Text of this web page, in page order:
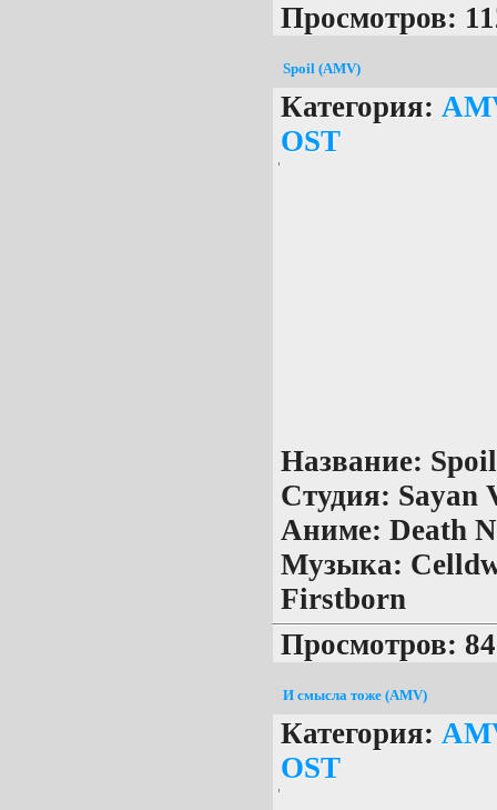
Просмотров:
Spoil (AMV)
Категория:
OST
Название: Spoil
Студия: Sayan
Аниме: Death
Музыка:
Firstborn
Просмотров:
И смысла тоже (AMV)
Категория:
OST